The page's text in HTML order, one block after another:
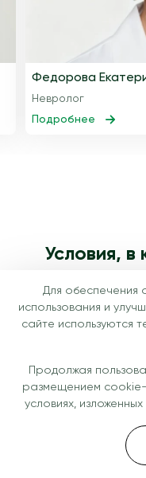
Федорова
Невролог
Подробнее
Условия,
Для обеспечения
использования и
сайте используются
Продолжая
размещением
условиях, изложенных